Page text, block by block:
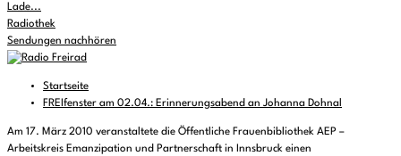
Lade...
Radiothek
Sendungen nachhören
Startseite
FREIfenster am 02.04.: Erinnerungsabend an Johanna Dohnal
Am 17. März 2010 veranstaltete die Öffentliche Frauenbibliothek AEP –
Arbeitskreis Emanzipation und Partnerschaft in Innsbruck einen